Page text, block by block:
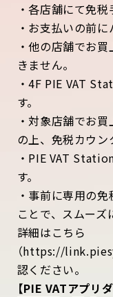
・各店舗にて免税
・お支払いの前
・他の店舗でお
きません。
・4F PIE VAT
す。
・対象店舗でお
の上、免税カウン
・PIE VAT
す。
・事前に専⽤の
ことで、スムーズ
詳細はこちら
（https://
認ください。
【PIE VATアプリ